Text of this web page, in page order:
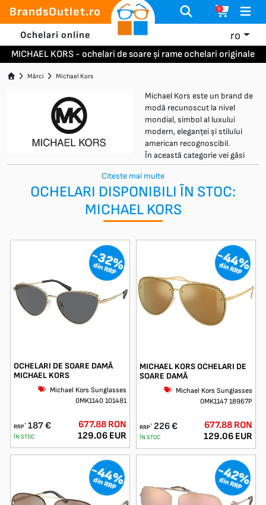
BrandsOutlet.ro 0
Ochelari online ro
MICHAEL KORS - ochelari de soare și rame ochelari originale
Mărci Michael Kors
Michael Kors este un brand de
modă recunoscut la nivel
mondial, simbol al luxului
modern, eleganței și stilului
american recognoscibil.
În această categorie vei găsi
ochelari de soare și rame Michael Kors originale, care combină
designul modern, aspectul rafinat, materialele de calitate și confortul
la purtare.
Pe BrandsOutlet.ro vei găsi o selecție atent aleasă de ochelari Michael
Kors originali, cu origine garantată, disponibili în stoc, la prețuri outlet
Citeste mai multe
OCHELARI DISPONIBILI ÎN STOC:
MICHAEL KORS
-32%
din RRP
OCHELARI DE SOARE DAMĂ
MICHAEL KORS
Michael Kors Sunglasses
0MK1140 101481
RRP* 187 €
ÎN STOC
677.88 RON
129.06 EUR
-44%
din RRP
MICHAEL KORS OCHELARI DE
SOARE DAMĂ
Michael Kors Sunglasses
0MK1147 18967P
RRP* 226 €
ÎN STOC
677.88 RON
129.06 EUR
-44%
din RRP -42%
din RRP